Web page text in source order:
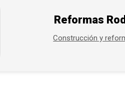
Reformas
Construcción y